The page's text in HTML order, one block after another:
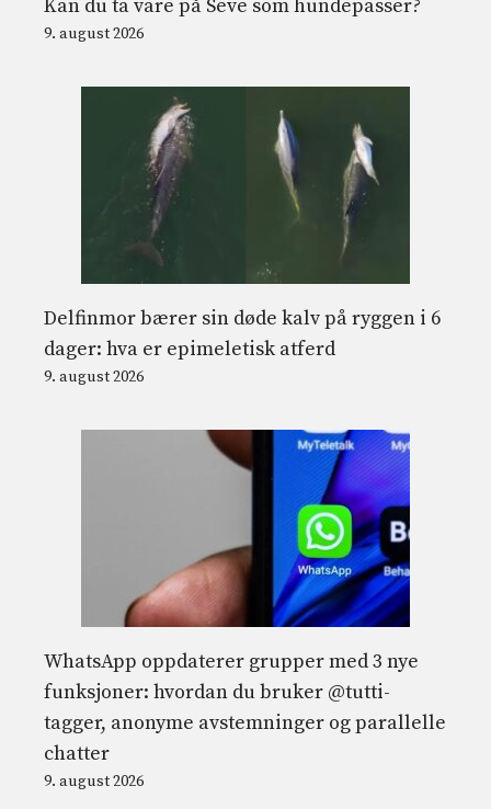
Kan du ta vare på Seve som hundepasser?
9. august 2026
Delfinmor bærer sin døde kalv på ryggen i 6
dager: hva er epimeletisk atferd
9. august 2026
WhatsApp oppdaterer grupper med 3 nye
funksjoner: hvordan du bruker @tutti-
tagger, anonyme avstemninger og parallelle
chatter
9. august 2026